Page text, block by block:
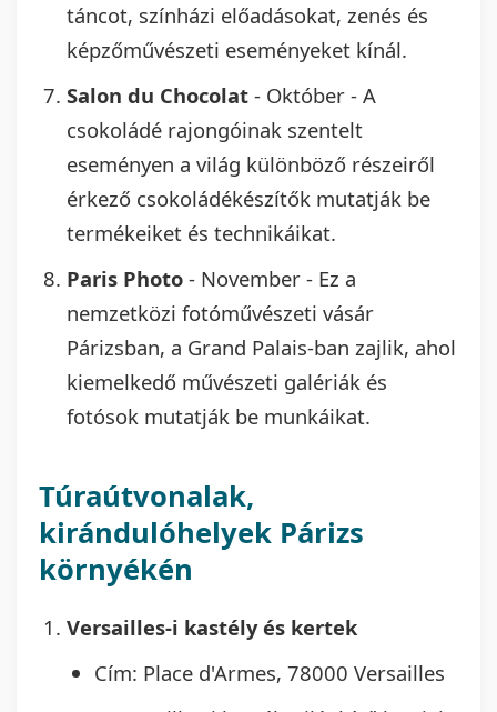
táncot, színházi előadásokat, zenés és
képzőművészeti eseményeket kínál.
Salon du Chocolat - Október - A
csokoládé rajongóinak szentelt
eseményen a világ különböző részeiről
érkező csokoládékészítők mutatják be
termékeiket és technikáikat.
Paris Photo - November - Ez a
nemzetközi fotóművészeti vásár
Párizsban, a Grand Palais-ban zajlik, ahol
kiemelkedő művészeti galériák és
fotósok mutatják be munkáikat.
Túraútvonalak,
kirándulóhelyek Párizs
környékén
Versailles-i kastély és kertek
Cím: Place d'Armes, 78000 Versailles